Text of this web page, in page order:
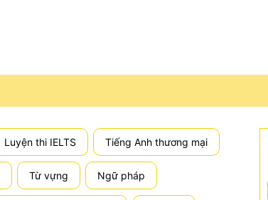
Luyện thi IELTS Tiếng Anh thương mại
Từ vựng Ngữ pháp